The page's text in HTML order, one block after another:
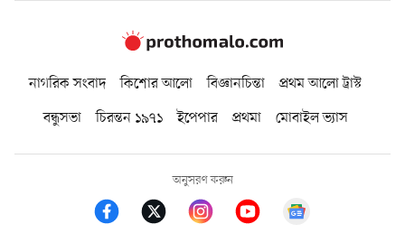
নাগরিক সংবাদ কিশোর আলো বিজ্ঞানচিন্তা
প্রথম আলো ট্রাস্ট
বন্ধুসভা
চিরন্তন ১৯৭১ ইপেপার প্রথমা মোবাইল ভ্যাস
অনুসরণ করুন